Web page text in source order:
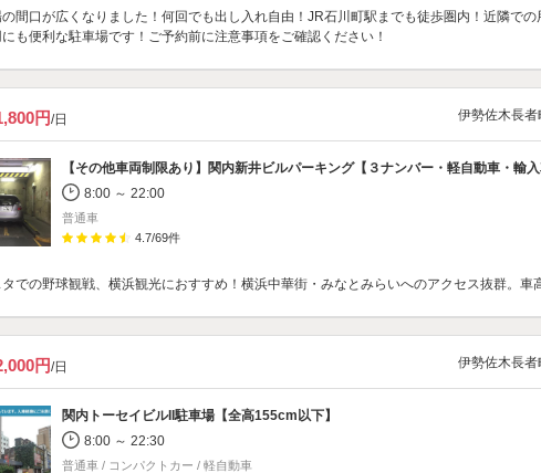
間口が広くなりました！何回でも出し入れ自由！JR石川町駅までも徒歩圏内！近隣での
にも便利な駐車場です！ご予約前に注意事項をご確認ください！
円/日 伊勢佐木長者
【その他車両制限あり】 関内新井ビルパーキング【３ナンバー・軽自動車・輸入車・ミニバン・
8:00 ～ 22:00
普通車
4.7/69件
での野球観戦、横浜観光におすすめ！横浜中華街・みなとみらいへのアクセス抜群。車
円/日 伊勢佐木長者
関内トーセイビルII駐車場【全高155cm以下】
8:00 ～ 22:30
普通車 / コンパクトカー / 軽自動車